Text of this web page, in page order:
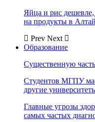
Яйца и рис
на продукты в
Prev Next
Образование
Существенную
Студентов МГПУ
другие
Главные угрозы
самых частых